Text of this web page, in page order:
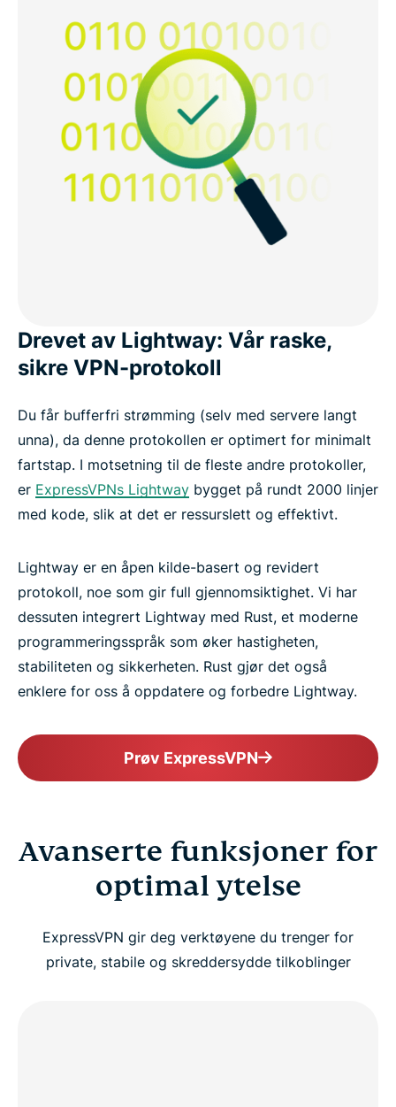
Drevet av Lightway: Vår raske,
sikre VPN-protokoll
Du får bufferfri strømming (selv med servere langt
unna), da denne protokollen er optimert for minimalt
fartstap. I motsetning til de fleste andre protokoller,
er ExpressVPNs Lightway bygget på rundt 2000 linjer
med kode, slik at det er ressurslett og effektivt.
Lightway er en åpen kilde-basert og revidert
protokoll, noe som gir full gjennomsiktighet. Vi har
dessuten integrert Lightway med Rust, et moderne
programmeringsspråk som øker hastigheten,
stabiliteten og sikkerheten. Rust gjør det også
enklere for oss å oppdatere og forbedre Lightway.
Prøv ExpressVPN
Avanserte funksjoner for
optimal ytelse
ExpressVPN gir deg verktøyene du trenger for
private, stabile og skreddersydde tilkoblinger